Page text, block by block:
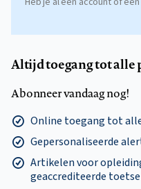
Altijd toegang tot alle
Abonneer vandaag nog!
Online toegang tot
Gepersonaliseerde
Artikelen voor
geaccrediteerde